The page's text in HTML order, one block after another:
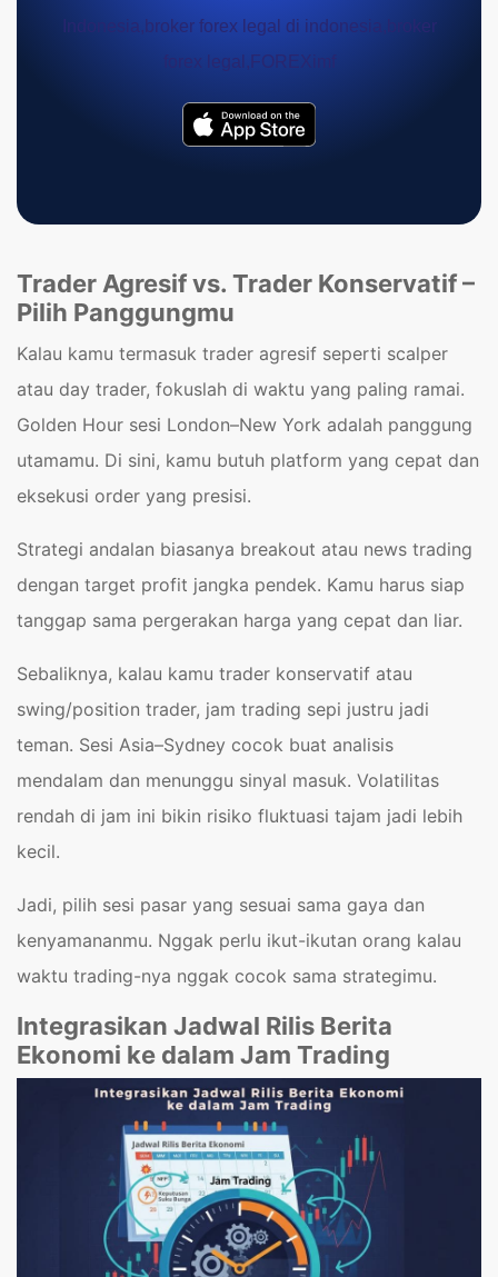
Trader Agresif vs. Trader Konservatif –
Pilih Panggungmu
Kalau kamu termasuk trader agresif seperti scalper
atau day trader, fokuslah di waktu yang paling ramai.
Golden Hour sesi London–New York adalah panggung
utamamu. Di sini, kamu butuh platform yang cepat dan
eksekusi order yang presisi.
Strategi andalan biasanya breakout atau news trading
dengan target profit jangka pendek. Kamu harus siap
tanggap sama pergerakan harga yang cepat dan liar.
Sebaliknya, kalau kamu trader konservatif atau
swing/position trader, jam trading sepi justru jadi
teman. Sesi Asia–Sydney cocok buat analisis
mendalam dan menunggu sinyal masuk. Volatilitas
rendah di jam ini bikin risiko fluktuasi tajam jadi lebih
kecil.
Jadi, pilih sesi pasar yang sesuai sama gaya dan
kenyamananmu. Nggak perlu ikut-ikutan orang kalau
waktu trading-nya nggak cocok sama strategimu.
Integrasikan Jadwal Rilis Berita
Ekonomi ke dalam Jam Trading